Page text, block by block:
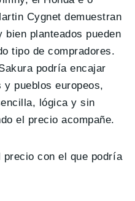
Cygnet demuestran
bien planteados pueden
tipo de compradores.
podría encajar
y pueblos europeos,
lógica y sin
el precio acompañe.
con el que podría